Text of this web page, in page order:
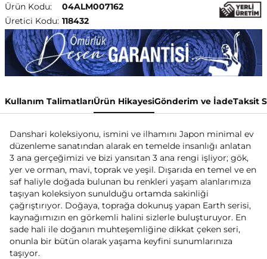
Ürün Kodu:
04ALM007162
Üretici Kodu: 118432
Kullanım TalimatlarıÜrün HikayesiGönderim ve İadeTaksit
Danshari koleksiyonu, ismini ve ilhamını Japon minimal ev
düzenleme sanatından alarak en temelde insanlığı anlatan
3 ana gerçeğimizi ve bizi yansıtan 3 ana rengi işliyor; gök,
yer ve orman, mavi, toprak ve yeşil. Dışarıda en temel ve en
saf haliyle doğada bulunan bu renkleri yaşam alanlarımıza
taşıyan koleksiyon sunulduğu ortamda sakinliği
çağrıştırıyor. Doğaya, toprağa dokunuş yapan Earth serisi,
kaynağımızın en görkemli halini sizlerle buluşturuyor. En
sade hali ile doğanın muhteşemliğine dikkat çeken seri,
onunla bir bütün olarak yaşama keyfini sunumlarınıza
taşıyor.